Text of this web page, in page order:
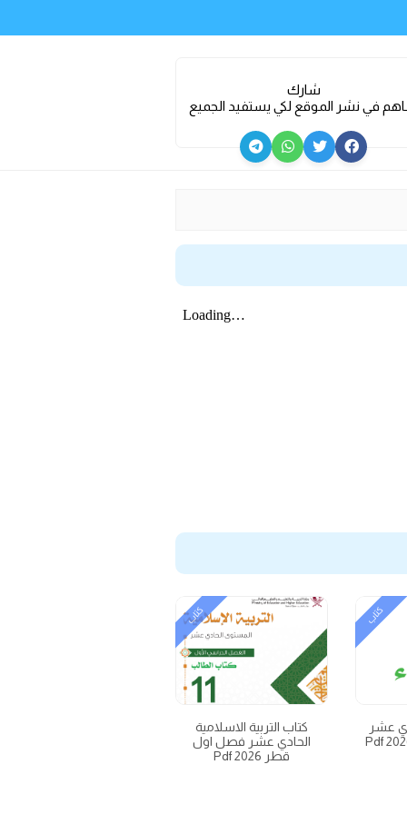
شارك
في نشر الموقع لكي يستفيد الجميع
عشر
كتاب
كتاب التربية الاسلامية
الحادي عشر فصل اول
قطر 2026 Pdf
كتاب